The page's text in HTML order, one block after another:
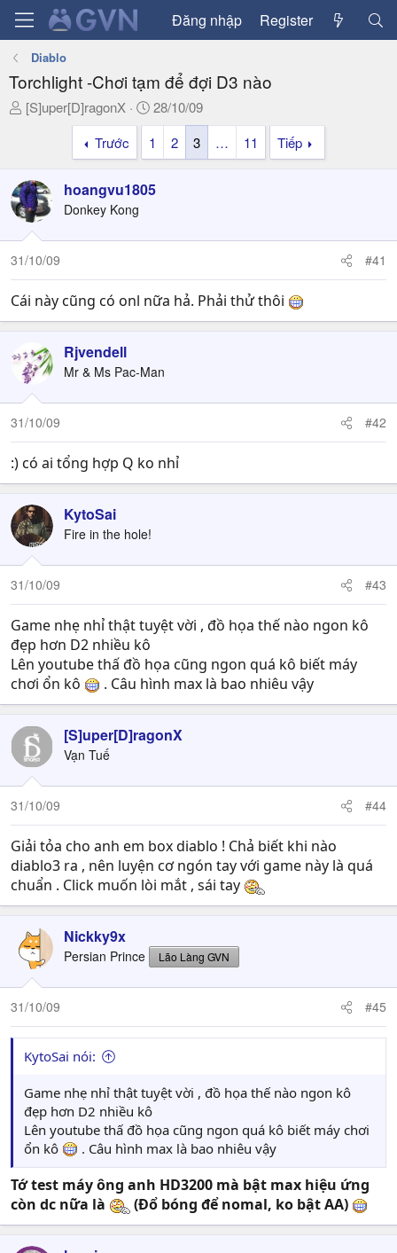
Đăng nhập Register
Diablo
Torchlight -Chơi tạm để đợi D3 nào
T
a
d
s
t
a
t
e
[S]uper[D]ragonX
N
g
à
y
g
ử
28/10/09
Trước
1 2 3 … 11 Tiếp
hoangvu1805
Donkey Kong
31/10/09 #41
Cái này cũng có onl nữa hả. Phải thử thôi
Rjvendell
Mr & Ms Pac-Man
31/10/09 #42
:) có ai tổng hợp Q ko nhỉ
KytoSai
Fire in the hole!
31/10/09 #43
Game nhẹ nhỉ thật tuyệt vời , đồ họa thế nào ngon kô
đẹp hơn D2 nhiều kô
Lên youtube thấ đồ họa cũng ngon quá kô biết máy
chơi ổn kô
. Câu hình max là bao nhiêu vậy
[S]uper[D]ragonX
Vạn Tuế
31/10/09 #44
Giải tỏa cho anh em box diablo ! Chả biết khi nào
diablo3 ra , nên luyện cơ ngón tay với game này là quá
chuẩn . Click muốn lòi mắt , sái tay
Nickky9x
Persian Prince Lão Làng GVN
31/10/09 #45
KytoSai nói:
Game nhẹ nhỉ thật tuyệt vời , đồ họa thế nào ngon kô
đẹp hơn D2 nhiều kô
Lên youtube thấ đồ họa cũng ngon quá kô biết máy chơi
ổn kô
. Câu hình max là bao nhiêu vậy
Tớ test máy ông anh HD3200 mà bật max hiệu ứng
còn dc nữa là
(Đổ bóng để nomal, ko bật AA)